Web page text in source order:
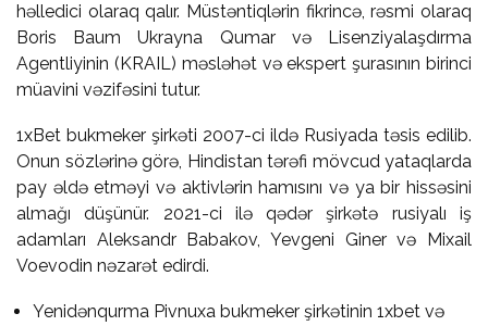
həlledici olaraq qalır. Müstəntiqlərin fikrincə, rəsmi olaraq
Boris Baum Ukrayna Qumar və Lisenziyalaşdırma
Agentliyinin (KRAIL) məsləhət və ekspert şurasının birinci
müavini vəzifəsini tutur.
1xBet bukmeker şirkəti 2007-ci ildə Rusiyada təsis edilib.
Onun sözlərinə görə, Hindistan tərəfi mövcud yataqlarda
pay əldə etməyi və aktivlərin hamısını və ya bir hissəsini
almağı düşünür. 2021-ci ilə qədər şirkətə rusiyalı iş
adamları Aleksandr Babakov, Yevgeni Giner və Mixail
Voevodin nəzarət edirdi.
Yenidənqurma Pivnuxa bukmeker şirkətinin 1xbet və